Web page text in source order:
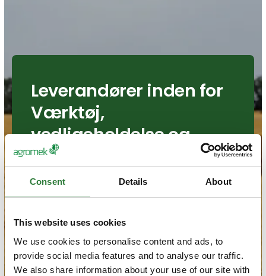
Consent Details About
This website uses cookies
We use cookies to personalise content and ads, to
provide social media features and to analyse our traffic.
We also share information about your use of our site with
Leverandører inden for
Værktøj,
vedligeholdelse og
teknisk udstyr
Få overblik over alle leverandørerne